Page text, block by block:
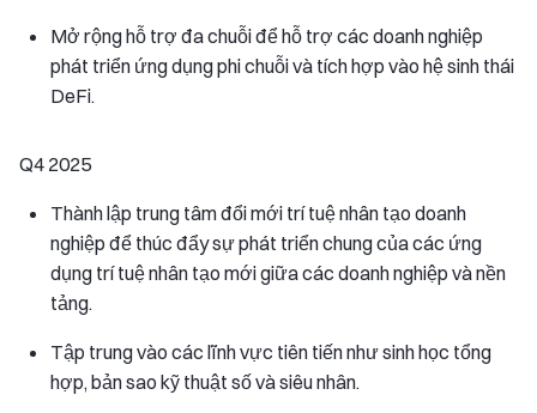
Mở rộng hỗ trợ đa chuỗi để hỗ trợ các doanh nghiệp
phát triển ứng dụng phi chuỗi và tích hợp vào hệ sinh thái
DeFi.
Q4 2025
Thành lập trung tâm đổi mới trí tuệ nhân tạo doanh
nghiệp để thúc đẩy sự phát triển chung của các ứng
dụng trí tuệ nhân tạo mới giữa các doanh nghiệp và nền
tảng.
Tập trung vào các lĩnh vực tiên tiến như sinh học tổng
hợp, bản sao kỹ thuật số và siêu nhân.